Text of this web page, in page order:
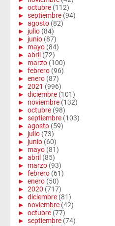
► octubre (112)
► septiembre (94)
► agosto (82)
► julio (84)
► junio (87)
► mayo (84)
► abril (72)
► marzo (100)
► febrero (96)
► enero (87)
► 2021 (996)
► diciembre (101)
► noviembre (132)
► octubre (98)
► septiembre (103)
► agosto (59)
► julio (73)
► junio (60)
► mayo (81)
► abril (85)
► marzo (93)
► febrero (61)
► enero (50)
► 2020 (717)
► diciembre (81)
► noviembre (42)
► octubre (77)
► septiembre (74)